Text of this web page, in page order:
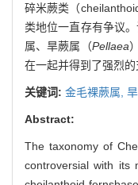
碎米蕨类（
类地位一直存有争议
属、旱蕨属（Pellaea
在一起并得到了强烈
关键词: 金毛裸蕨属,
Abstract:
The taxonomy of
controversial with its